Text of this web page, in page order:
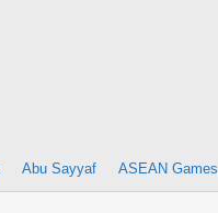
Abu Sayyaf ASEAN Games